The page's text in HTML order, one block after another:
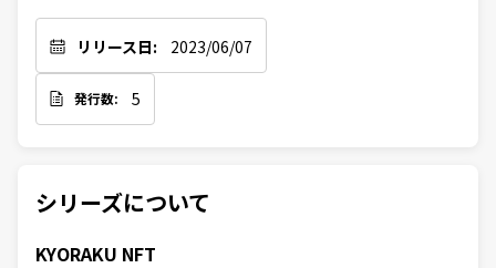
リリース日: 2023/06/07
発行数: 5
シリーズについて
KYORAKU NFT